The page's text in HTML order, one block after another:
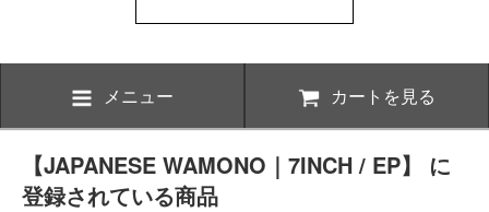
メニュー カートを見る
【JAPANESE WAMONO｜7INCH / EP】 に
登録されている商品